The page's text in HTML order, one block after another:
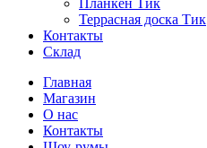
Террасная доска Тик
Контакты
Склад
Главная
Магазин
О нас
Контакты